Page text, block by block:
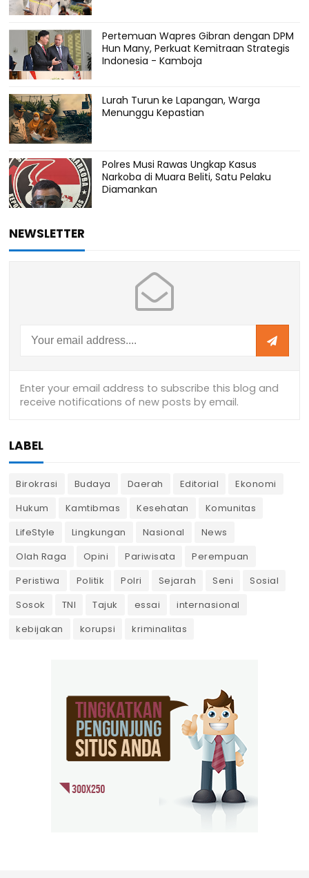
Pertemuan Wapres Gibran dengan DPM
Hun Many, Perkuat Kemitraan Strategis
Indonesia - Kamboja
Lurah Turun ke Lapangan, Warga
Menunggu Kepastian
Polres Musi Rawas Ungkap Kasus
Narkoba di Muara Beliti, Satu Pelaku
Diamankan
NEWSLETTER
LABEL
Birokrasi Budaya Daerah Editorial
Ekonomi
Hukum
Kamtibmas Kesehatan
Komunitas
LifeStyle
Lingkungan Nasional
News
Olah Raga
Opini Pariwisata
Perempuan
Peristiwa
Politik Polri Sejarah Seni
Sosial
Sosok
TNI Tajuk essai
internasional
kebijakan
korupsi kriminalitas